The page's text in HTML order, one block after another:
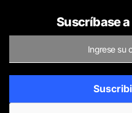
Suscríbase